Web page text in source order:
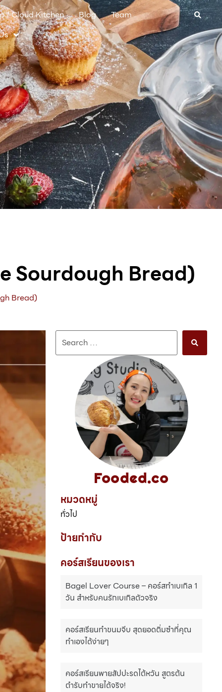
/ Cloud Kitchen Blog
Team
Sourdough Bread)
Bread)
Fooded.co
หมวดหมู่
ทั่วไป
ป้ายกำกับ
คอร์สเรียนของเรา
Bagel Lover Course – คอร์สทำเบเกิล 1
วัน สำหรับคนรักเบเกิลตัวจริง
คอร์สเรียนทำขนมจีบ สุดยอดติ่มซำที่คุณ
ทำเองได้ง่ายๆ
คอร์สเรียนพายสัปปะรดไต้หวัน สูตรต้น
ตำรับทำขายได้จริง!